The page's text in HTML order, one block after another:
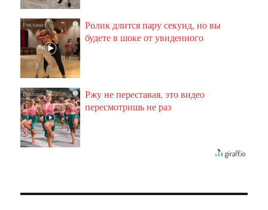
i
Ролик длится пару секунд, но вы
будете в шоке от увиденного
i
Ржу не переставая, это видео
пересмотришь не раз